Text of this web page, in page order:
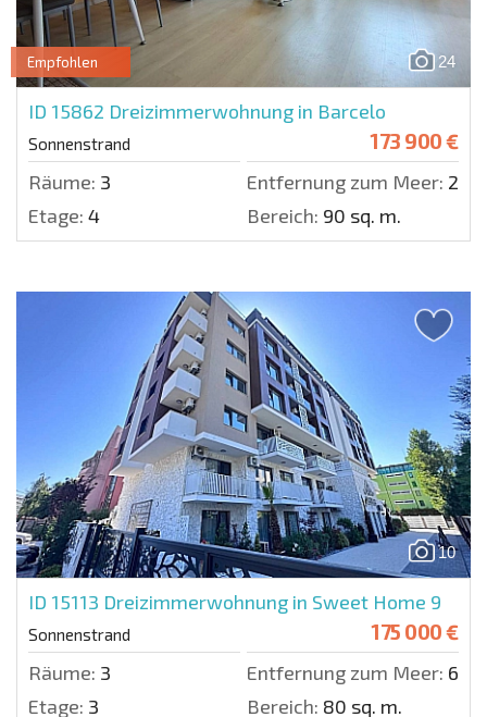
24
Empfohlen
ID 15862 Dreizimmerwohnung in Barcelo
Sonnenstrand 173 900 €
Räume: 3 Entfernung zum Meer: 200
Etage: 4 Bereich: 90 sq. m.
10
ID 15113 Dreizimmerwohnung in Sweet Home 9
Sonnenstrand 175 000 €
Räume: 3 Entfernung zum Meer: 600
Etage: 3 Bereich: 80 sq. m.